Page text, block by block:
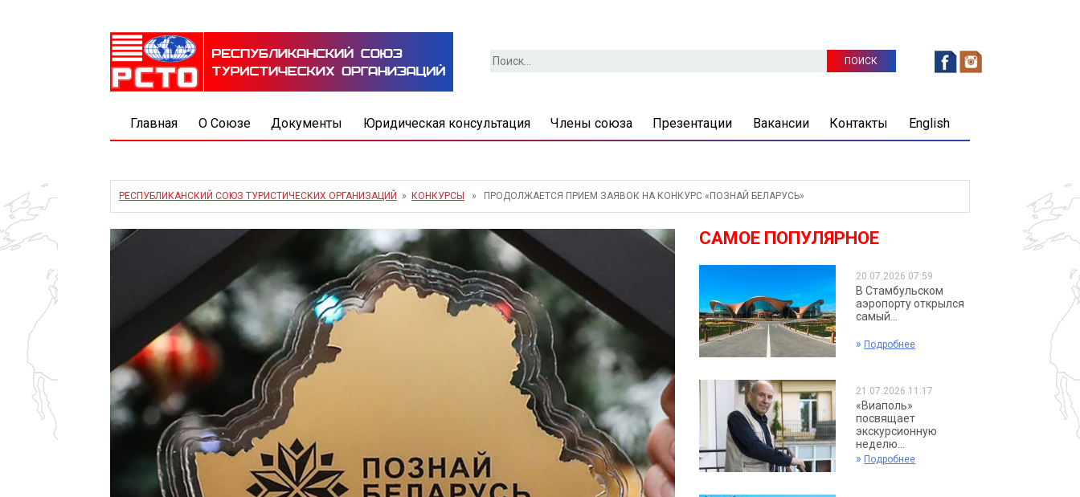
Найти:
Главная О Союзе Документы Юридическая консультация Члены союза Презентации Вакансии Контакты English
РЕСПУБЛИКАНСКИЙ СОЮЗ ТУРИСТИЧЕСКИХ ОРГАНИЗАЦИЙ » КОНКУРСЫ » ПРОДОЛЖАЕТСЯ ПРИЕМ ЗАЯВОК НА КОНКУРС «ПОЗНАЙ БЕЛАРУСЬ»
САМОЕ ПОПУЛЯРНОЕ
20.07.2026 07:59
В Стамбульском
аэропорту открылся
самый...
» Подробнее
21.07.2026 11:17
«Виаполь»
посвящает
экскурсионную
неделю...
» Подробнее